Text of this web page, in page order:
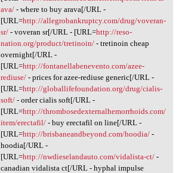
ava/- where to buy arava[/URL -
[URL=http://allegrobankruptcy.com/drug/voveran-
sr/- voveran sr[/URL - [URL=http://reso-
nation.org/product/tretinoin/- tretinoin cheap
overnight[/URL -
[URL=http://fontanellabenevento.com/azee-
rediuse/- prices for azee-rediuse generic[/URL -
[URL=http://globallifefoundation.org/drug/cialis-
soft/- order cialis soft[/URL -
[URL=http://thrombosedexternalhemorrhoids.com/
item/erectafil/- buy erectafil on line[/URL -
[URL=http://brisbaneandbeyond.com/hoodia/-
hoodia[/URL -
[URL=http://nwdieselandauto.com/vidalista-ct/-
canadian vidalista ct[/URL - hyphal impulse